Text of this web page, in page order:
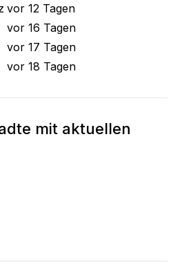
vor 12 Tagen
vor 16 Tagen
vor 17 Tagen
vor 18 Tagen
mit aktuellen